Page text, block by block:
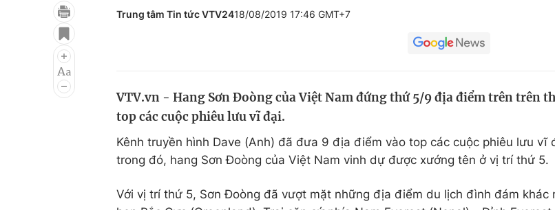
Điện ảnh
Âm nhạc
Chất lượng cuộc sống
Tuyển sinh
Thị
Trung tâm Tin tức VTV2418/08/2019 17:46 GMT+7
VTV.vn - Hang Sơn Đoòng của Việt Nam đứng thứ 5/9 địa điểm trên trên
top các cuộc phiêu lưu vĩ đại.
Kênh truyền hình Dave (Anh) đã đưa 9 địa điểm vào top các cuộc phiêu lưu vĩ
trong đó, hang Sơn Đoòng của Việt Nam vinh dự được xướng tên ở vị trí thứ 5.
Với vị trí thứ 5, Sơn Đoòng đã vượt mặt những địa điểm du lịch đình đám khác